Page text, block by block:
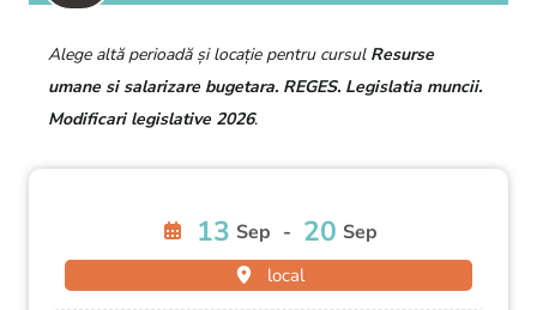
Alege altă perioadă și locație pentru cursul Resurse
umane si salarizare bugetara. REGES. Legislatia muncii.
Modificari legislative 2026.
13 Sep - 20 Sep
local